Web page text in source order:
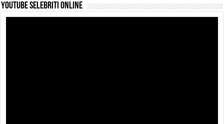
YouTube selebriti online